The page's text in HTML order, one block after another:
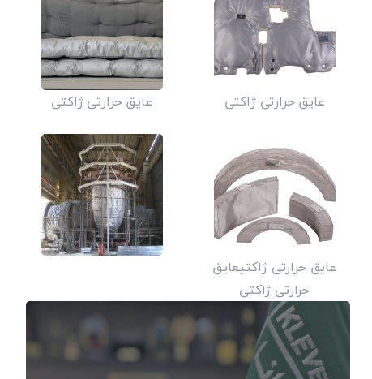
عایق حرارتی ژاکتی عایق حرارتی ژاکتی
عایق حرارتی ژاکتیعایق
حرارتی ژاکتی